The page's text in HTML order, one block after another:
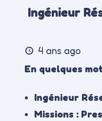
Ingénieur
4 ans ago
En quelques
Ingénieur
Missions :